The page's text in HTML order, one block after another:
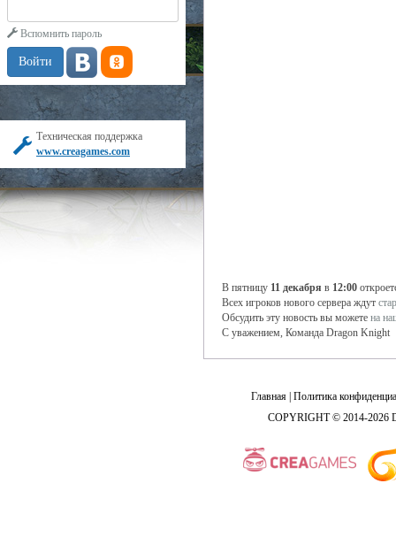
Вспомнить пароль
Техническая поддержка
www.creagames.com
В пятницу 11 декабря в 12:00
Всех игроков нового сервера ждут
Обсудить эту новость вы можете на
С уважением, Команда Dragon Knight
Главная Политика
COPYRIGHT © 2014-2026